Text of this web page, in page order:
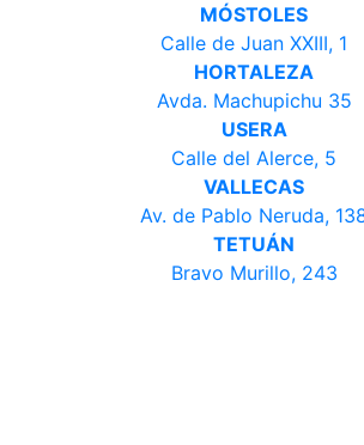
MÓSTOLES
Calle de Juan XXIII, 1
HORTALEZA
Avda. Machupichu 35
USERA
Calle del Alerce, 5
VALLECAS
Av. de Pablo Neruda,
TETUÁN
Bravo Murillo, 243